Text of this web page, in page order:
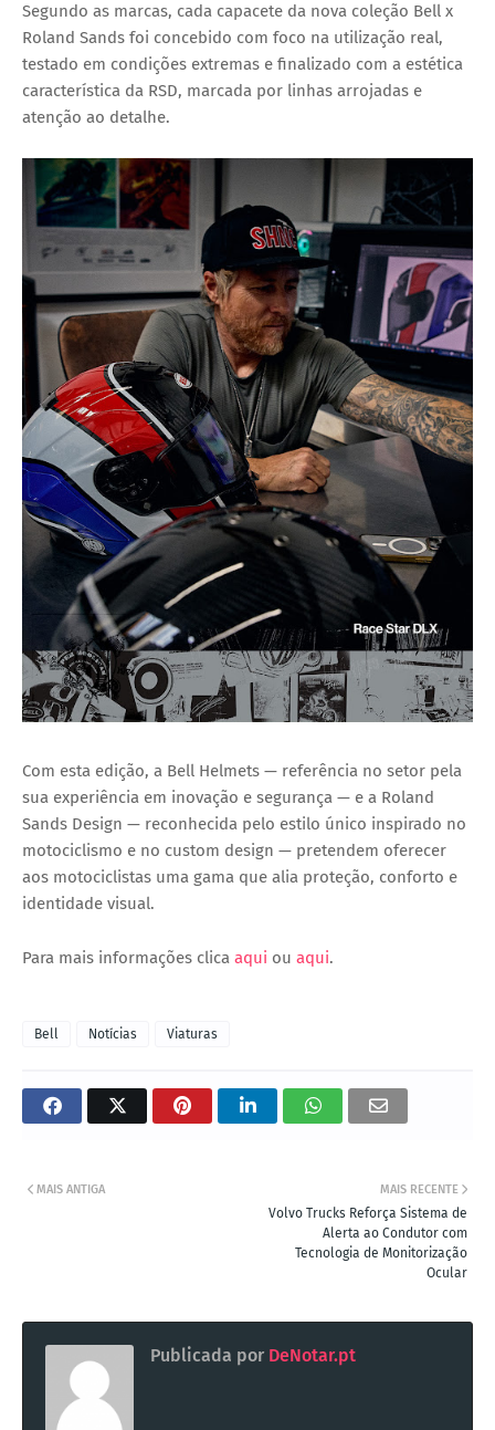
Segundo as marcas, cada capacete da nova coleção Bell x
Roland Sands foi concebido com foco na utilização real,
testado em condições extremas e finalizado com a estética
característica da RSD, marcada por linhas arrojadas e
atenção ao detalhe.
Com esta edição, a Bell Helmets — referência no setor pela
sua experiência em inovação e segurança — e a Roland
Sands Design — reconhecida pelo estilo único inspirado no
motociclismo e no custom design — pretendem oferecer
aos motociclistas uma gama que alia proteção, conforto e
identidade visual.
Para mais informações clica aqui ou aqui.
Bell Notícias Viaturas
MAIS RECENTE
Volvo Trucks Reforça Sistema de
Alerta ao Condutor com
Tecnologia de Monitorização
Ocular
MAIS ANTIGA
Publicada por DeNotar.pt